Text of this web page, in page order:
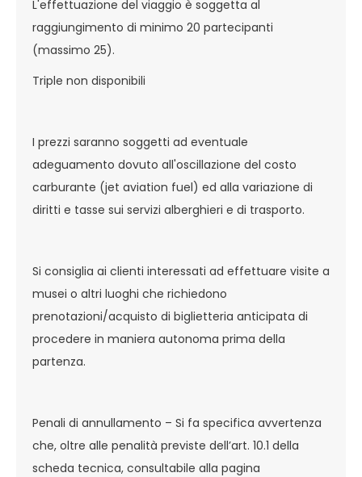
L'effettuazione del viaggio è soggetta al
raggiungimento di minimo 20 partecipanti
(massimo 25).
Triple non disponibili
I prezzi saranno soggetti ad eventuale
adeguamento dovuto all'oscillazione del costo
carburante (jet aviation fuel) ed alla variazione di
diritti e tasse sui servizi alberghieri e di trasporto.
Si consiglia ai clienti interessati ad effettuare visite a
musei o altri luoghi che richiedono
prenotazioni/acquisto di biglietteria anticipata di
procedere in maniera autonoma prima della
partenza.
Penali di annullamento – Si fa specifica avvertenza
che, oltre alle penalità previste dell’art. 10.1 della
scheda tecnica, consultabile alla pagina